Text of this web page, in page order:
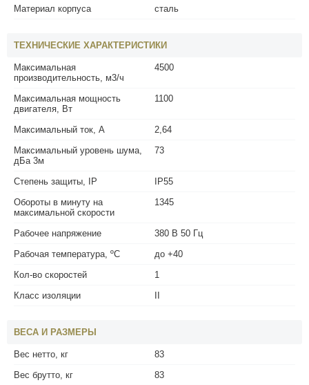
Материал корпуса сталь
ТЕХНИЧЕСКИЕ ХАРАКТЕРИСТИКИ
Максимальная
производительность, м3/ч
4500
Максимальная мощность
двигателя, Вт
1100
Максимальный ток, А
2,64
Максимальный уровень шума,
дБа 3м
73
Степень защиты, IP
IP55
Обороты в минуту на
максимальной скорости
1345
Рабочее напряжение
380 В 50 Гц
Рабочая температура, ºС
до +40
Кол-во скоростей
1
Класс изоляции
II
ВЕСА И РАЗМЕРЫ
Вес нетто, кг
83
Вес брутто, кг
83